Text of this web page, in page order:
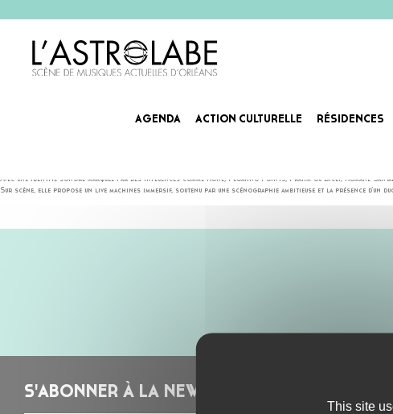
AGENDA ACTION CULTURELLE RÉSIDENCES
Avec une identité sonore marquée par des influences comme Rone, Floating Points, Frahm ou Bicep, Romane
Sur scène, elle propose un live machines immersif, soutenu par une scénographie ambitieuse et la présence
S'ABONNER À LA NEWSLETTER
This site